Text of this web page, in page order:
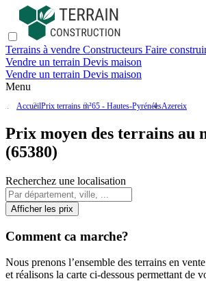
Terrains à vendre Constructeurs Faire
Vendre un terrain Devis maison
Vendre un terrain Devis maison
Menu
AccueilPrix terrains m²65 - Hautes-PyrénéesAzereix
Prix moyen des terrains au
(65380)
Recherchez une localisation
Afficher les prix
Comment ca marche?
Nous prenons l’ensemble des terrains en
et réalisons la carte ci-dessous permettant de